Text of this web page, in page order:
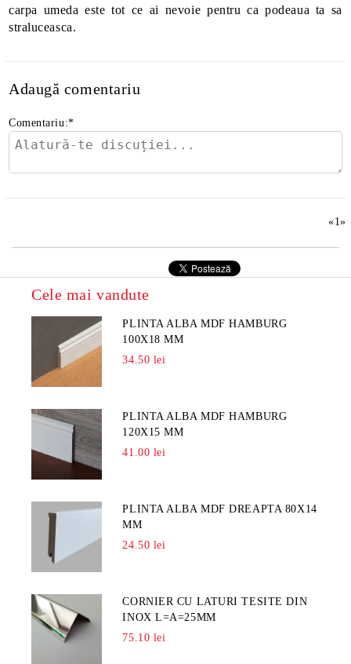
carpa umeda este tot ce ai nevoie pentru ca podeaua ta sa
straluceasca.
Adaugă comentariu
Comentariu:*
«1»
Cele mai vandute
PLINTA ALBA MDF HAMBURG
100X18 MM
34.50 lei
PLINTA ALBA MDF HAMBURG
120X15 MM
41.00 lei
PLINTA ALBA MDF DREAPTA 80X14
MM
24.50 lei
CORNIER CU LATURI TESITE DIN
INOX L=A=25MM
75.10 lei